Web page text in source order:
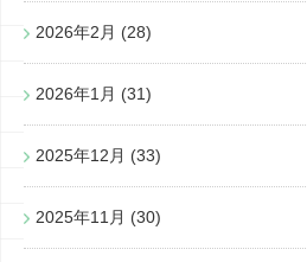
2026年2月 (28)
2026年1月 (31)
2025年12月 (33)
2025年11月 (30)